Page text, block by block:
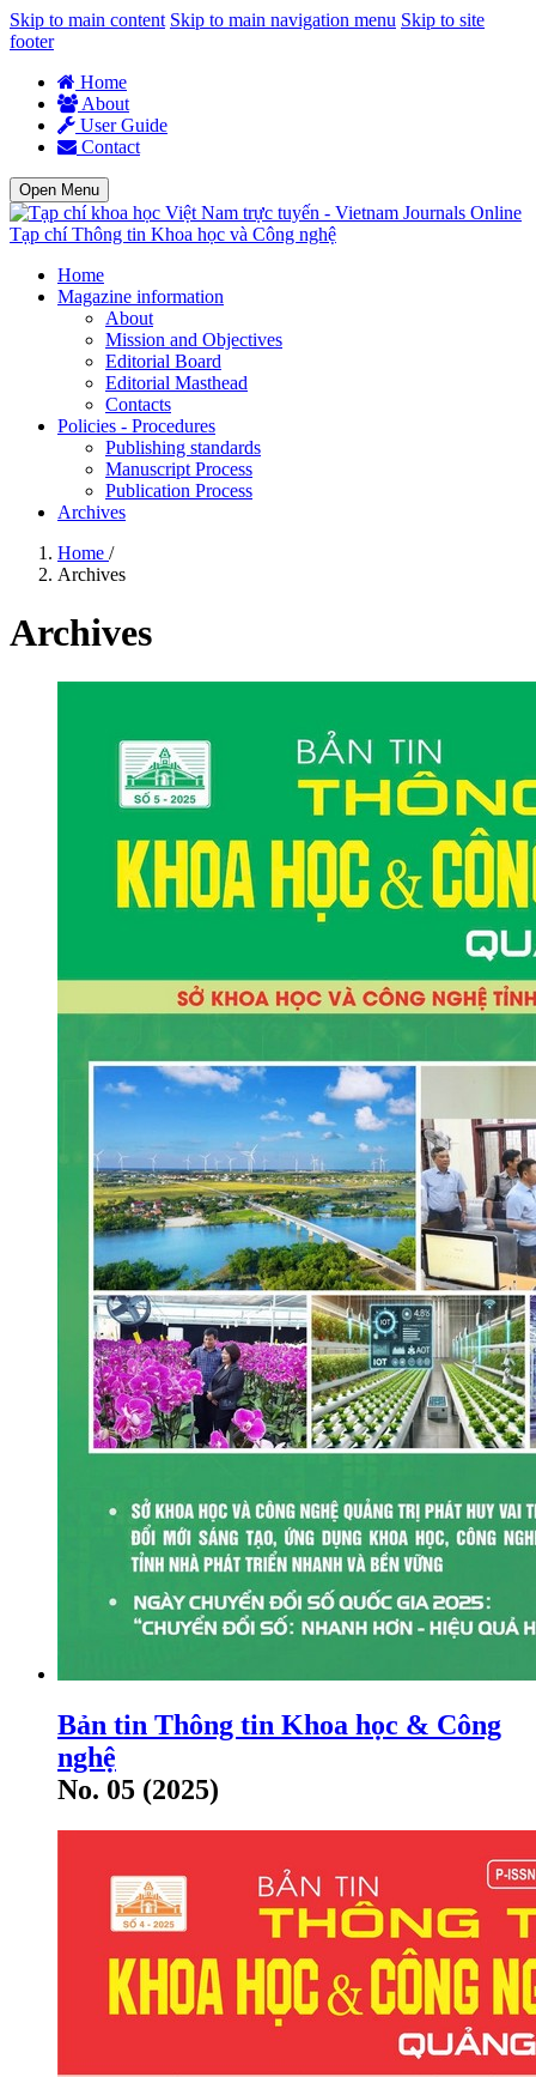
Skip to main content Skip to main navigation menu Skip to site
footer
Home
About
User Guide
Contact
Open Menu
Tạp chí Thông tin Khoa học và Công nghệ
Home
Magazine information
About
Mission and Objectives
Editorial Board
Editorial Masthead
Contacts
Policies - Procedures
Publishing standards
Manuscript Process
Publication Process
Archives
Home /
Archives
Archives
Bản tin Thông tin Khoa học & Công
nghệ
No. 05 (2025)